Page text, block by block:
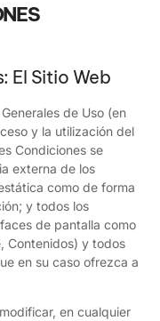
El Sitio Web
de Uso (en
y la utilización del
Condiciones se
externa de los
como de forma
y todos los
de pantalla como
Contenidos) y todos
en su caso ofrezca a
en cualquier